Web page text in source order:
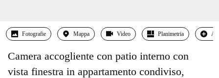
Fotografie Mappa Video Planimetria
Camera accogliente con patio interno con
vista finestra in appartamento condiviso,